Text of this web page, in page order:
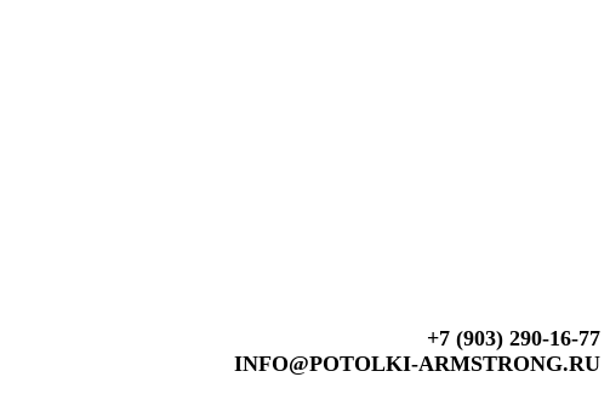
+7 (903) 290-16-77
INFO@POTOLKI-ARMSTRONG.RU